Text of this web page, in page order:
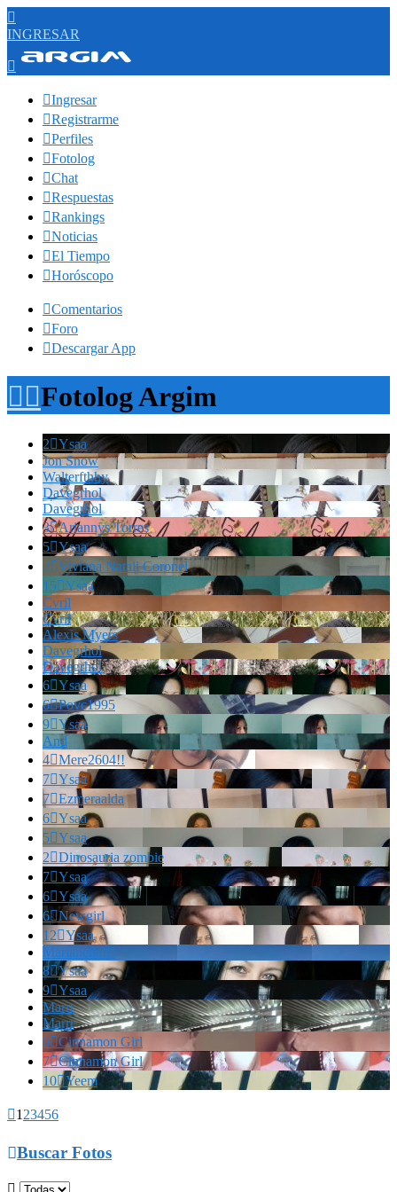

INGRESAR

Ingresar
Registrarme
Perfiles
Fotolog
Chat
Respuestas
Rankings
Noticias
El Tiempo
Horóscopo
Comentarios
Foro
Descargar App
Fotolog Argim
2Ysaa
Jon Snow
Walterfthhy
Davegrhol
Davegrhol
3Ariannys Torres
5Ysaa
2Viviana Natali Coronel
15Ysaa
Cvril
Cvril
Alexis Myers
Davegrhol
Davegrhol
6Ysaa
6Povc1995
9Ysaa
And
4Mere2604!!
7Ysaa
7Ezmeraalda
6Ysaa
5Ysaa
2Dinosauria zombie
7Ysaa
6Ysaa
6Newgirl
12Ysaa
Marianella!!!
8Ysaa
9Ysaa
Marrr
Marrr
6Cinnamon Girl
7Cinnamon Girl
10Yeem
1 23456
Buscar Fotos